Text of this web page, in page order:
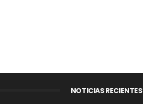
NOTICIAS RECIENTES